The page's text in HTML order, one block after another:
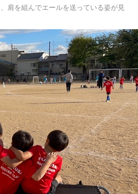
肩を組んでエールを送っている姿が見